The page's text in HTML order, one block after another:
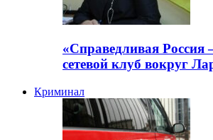
«Справедливая
сетевой клуб вокруг
Криминал